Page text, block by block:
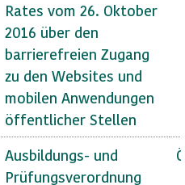
Rates vom 26. Oktober
2016 über den
barrierefreien Zugang
zu den Websites und
mobilen Anwendungen
öffentlicher Stellen
Ausbildungs- und
Prüfungsverordnung